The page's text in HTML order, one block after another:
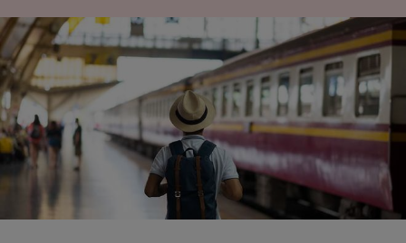
se você tiver pedido para não ser rastreado.
Nós e nossos parceiros processamos os
dados para fornecer:
Usar dados exatos de geolocalização.
Verificar ativamente as características do
dispositivo para identificação. Armazenar e/ou
acessar informações em um dispositivo.
Publicidade e conteúdo personalizados,
medição de publicidade e conteúdo, pesquisa
de público e desenvolvimento de serviços..